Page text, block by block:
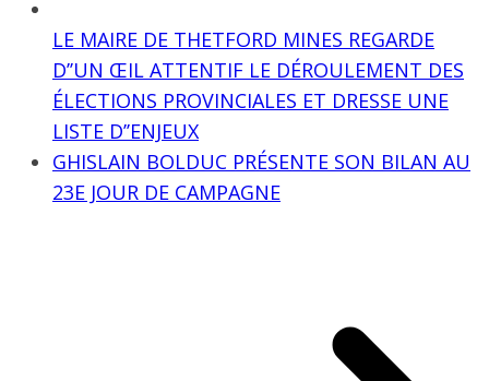
LE MAIRE DE THETFORD MINES REGARDE
D’’UN ŒIL ATTENTIF LE DÉROULEMENT DES
ÉLECTIONS PROVINCIALES ET DRESSE UNE
LISTE D’’ENJEUX
GHISLAIN BOLDUC PRÉSENTE SON BILAN AU
23E JOUR DE CAMPAGNE